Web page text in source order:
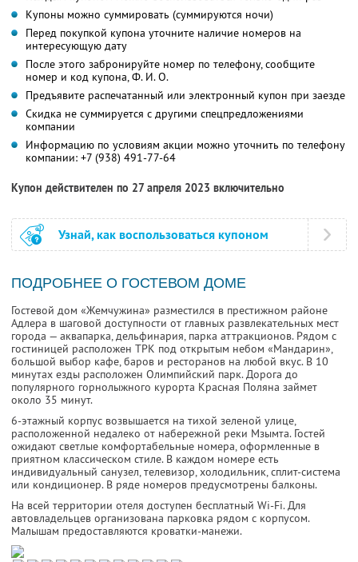
Купоны можно суммировать (суммируются ночи)
Перед покупкой купона уточните наличие номеров на
интересующую дату
После этого забронируйте номер по телефону, сообщите
номер и код купона,Ф. И. О.
Предъявите распечатанный или электронный купон при заезде
Скидка не суммируется с другими спецпредложениями
компании
Информацию по условиям акции можно уточнить по телефону
компании: +7 (938) 491-77-64
Купон действителен по 27 апреля 2023 включительно
Узнай, как воспользоваться купоном
ПОДРОБНЕЕ О ГОСТЕВОМ ДОМЕ
Гостевой дом «Жемчужина» разместился в престижном районе
Адлера в шаговой доступности от главных развлекательных мест
города — аквапарка, дельфинария, парка аттракционов. Рядом с
гостиницей расположен ТРК под открытым небом «Мандарин»,
большой выбор кафе, баров и ресторанов на любой вкус. В 10
минутах езды расположен Олимпийский парк. Дорога до
популярного горнолыжного курорта Красная Поляна займет
около 35 минут.
6-этажный корпус возвышается на тихой зеленой улице,
расположенной недалеко от набережной реки Мзымта. Гостей
ожидают светлые комфортабельные номера, оформленные в
приятном классическом стиле. В каждом номере есть
индивидуальный санузел, телевизор, холодильник, сплит-система
или кондиционер. В ряде номеров предусмотрены балконы.
На всей территории отеля доступен бесплатный Wi-Fi. Для
автовладельцев организована парковка рядом с корпусом.
Малышам предоставляются кроватки-манежи.